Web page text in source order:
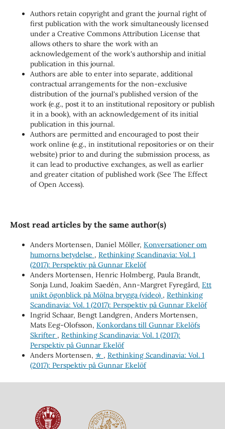
Authors retain copyright and grant the journal right of
first publication with the work simultaneously licensed
under a Creative Commons Attribution License that
allows others to share the work with an
acknowledgement of the work's authorship and initial
publication in this journal.
Authors are able to enter into separate, additional
contractual arrangements for the non-exclusive
distribution of the journal's published version of the
work (e.g., post it to an institutional repository or publish
it in a book), with an acknowledgement of its initial
publication in this journal.
Authors are permitted and encouraged to post their
work online (e.g., in institutional repositories or on their
website) prior to and during the submission process, as
it can lead to productive exchanges, as well as earlier
and greater citation of published work (See The Effect
of Open Access).
Most read articles by the same author(s)
Anders Mortensen, Daniel Möller, Konversationer om
humorns betydelse , Rethinking Scandinavia: Vol. 1
(2017): Perspektiv på Gunnar Ekelöf
Anders Mortensen, Henric Holmberg, Paula Brandt,
Sonja Lund, Joakim Saedén, Ann-Margret Fyregård, Ett
unikt ögonblick på Mölna brygga (video) , Rethinking
Scandinavia: Vol. 1 (2017): Perspektiv på Gunnar Ekelöf
Ingrid Schaar, Bengt Landgren, Anders Mortensen,
Mats Eeg-Olofsson, Konkordans till Gunnar Ekelöfs
Skrifter , Rethinking Scandinavia: Vol. 1 (2017):
Perspektiv på Gunnar Ekelöf
Anders Mortensen, ✯ , Rethinking Scandinavia: Vol. 1
(2017): Perspektiv på Gunnar Ekelöf